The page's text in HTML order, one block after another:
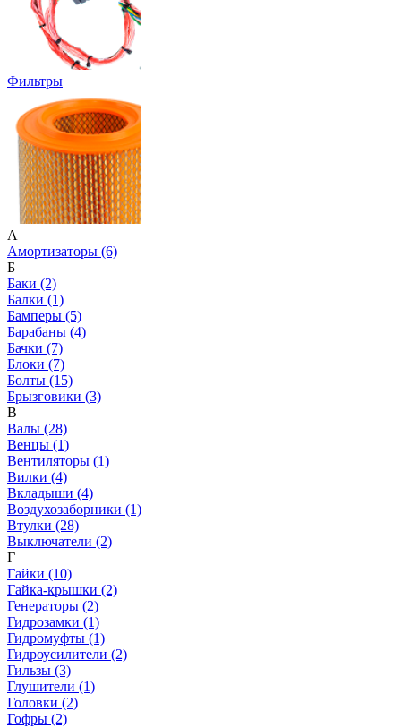
Фильтры
А
Амортизаторы (6)
Б
Баки (2)
Балки (1)
Бамперы (5)
Барабаны (4)
Бачки (7)
Блоки (7)
Болты (15)
Брызговики (3)
В
Валы (28)
Венцы (1)
Вентиляторы (1)
Вилки (4)
Вкладыши (4)
Воздухозаборники (1)
Втулки (28)
Выключатели (2)
Г
Гайки (10)
Гайка-крышки (2)
Генераторы (2)
Гидрозамки (1)
Гидромуфты (1)
Гидроусилители (2)
Гильзы (3)
Глушители (1)
Головки (2)
Гофры (2)